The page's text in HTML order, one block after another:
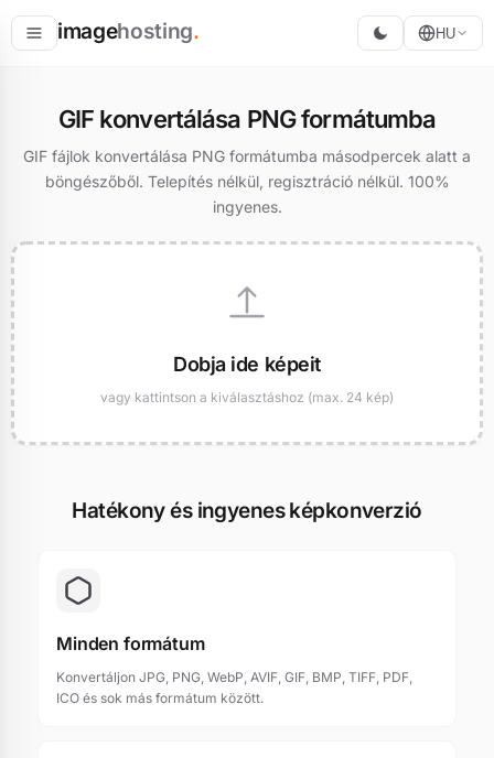
imagehosting.
Átméretezés
HU
GIF konvertálása PNG formátumba
GIF fájlok konvertálása PNG formátumba másodpercek alatt a
böngészőből. Telepítés nélkül, regisztráció nélkül. 100%
ingyenes.
Dobja ide képeit
vagy kattintson a kiválasztáshoz (max. 24 kép)
Hatékony és ingyenes képkonverzió
Minden formátum
Konvertáljon JPG, PNG, WebP, AVIF, GIF, BMP, TIFF, PDF,
ICO és sok más formátum között.